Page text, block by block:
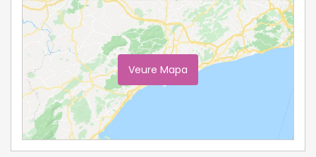
Veure Mapa